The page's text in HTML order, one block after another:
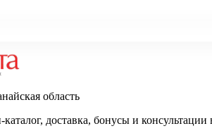
область
доставка, бонусы и